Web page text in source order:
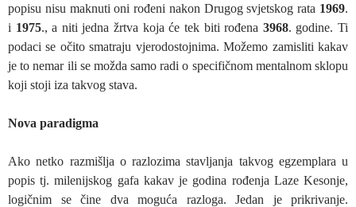
popisu nisu maknuti oni rođeni nakon Drugog svjetskog rata 1969.
i 1975., a niti jedna žrtva koja će tek biti rođena 3968. godine. Ti
podaci se očito smatraju vjerodostojnima. Možemo zamisliti kakav
je to nemar ili se možda samo radi o specifičnom mentalnom sklopu
koji stoji iza takvog stava.
Nova paradigma
Ako netko razmišlja o razlozima stavljanja takvog egzemplara u
popis tj. milenijskog gafa kakav je godina rođenja Laze Kesonje,
logičnim se čine dva moguća razloga. Jedan je prikrivanje.